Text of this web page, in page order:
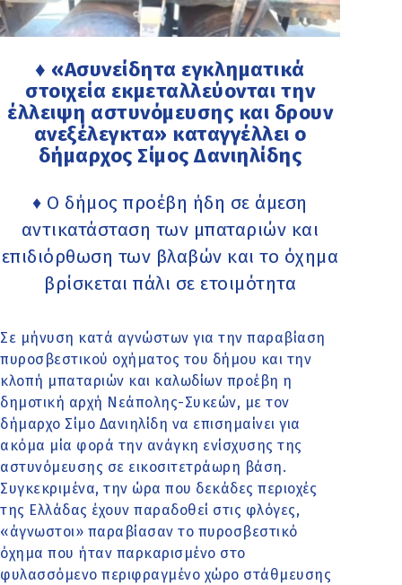
♦ «Ασυνείδητα εγκληματικά
στοιχεία εκμεταλλεύονται την
έλλειψη αστυνόμευσης και δρουν
ανεξέλεγκτα» καταγγέλλει ο
δήμαρχος Σίμος Δανιηλίδης
♦ Ο δήμος προέβη ήδη σε άμεση
αντικατάσταση των μπαταριών και
επιδιόρθωση των βλαβών και το όχημα
βρίσκεται πάλι σε ετοιμότητα
Σε μήνυση κατά αγνώστων για την παραβίαση
πυροσβεστικού οχήματος του δήμου και την
κλοπή μπαταριών και καλωδίων προέβη η
δημοτική αρχή Νεάπολης-Συκεών, με τον
δήμαρχο Σίμο Δανιηλίδη να επισημαίνει για
ακόμα μία φορά την ανάγκη ενίσχυσης της
αστυνόμευσης σε εικοσιτετράωρη βάση.
Συγκεκριμένα, την ώρα που δεκάδες περιοχές
της Ελλάδας έχουν παραδοθεί στις φλόγες,
«άγνωστοι» παραβίασαν το πυροσβεστικό
όχημα που ήταν παρκαρισμένο στο
φυλασσόμενο περιφραγμένο χώρο στάθμευσης